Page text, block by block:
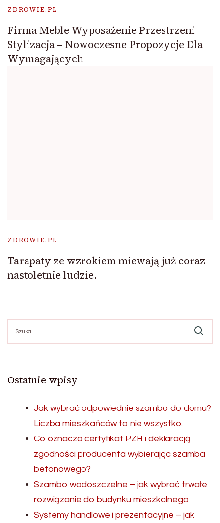
ZDROWIE.PL
Firma Meble Wyposażenie Przestrzeni
Stylizacja – Nowoczesne Propozycje Dla
Wymagających
ZDROWIE.PL
Tarapaty ze wzrokiem miewają już coraz
nastoletnie ludzie.
Ostatnie wpisy
Jak wybrać odpowiednie szambo do domu?
Liczba mieszkańców to nie wszystko.
Co oznacza certyfikat PZH i deklaracją
zgodności producenta wybierając szamba
betonowego?
Szambo wodoszczelne – jak wybrać trwałe
rozwiązanie do budynku mieszkalnego
Systemy handlowe i prezentacyjne – jak